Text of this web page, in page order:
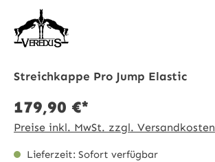
Streichkappe Pro Jump Elastic
179,90 €*
Preise inkl. MwSt. zzgl. Versandkosten
Lieferzeit: Sofort verfügbar